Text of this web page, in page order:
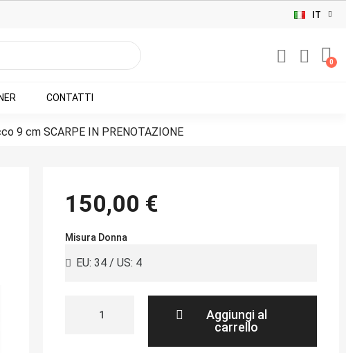
IT
CONTATTI
9 cm SCARPE IN PRENOTAZIONE
150,00 €
Misura Donna
Aggiungi al
carrello